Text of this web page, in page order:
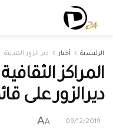
الرئيسية أخبار دير الزور المدينة
المراكز
ديرالزور على
09/12/2019
A
A